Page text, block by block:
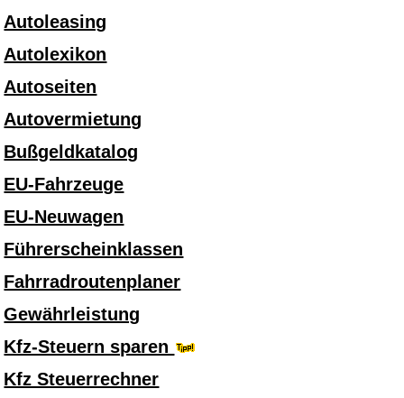
Autoleasing
Autolexikon
Autoseiten
Autovermietung
Bußgeldkatalog
EU-Fahrzeuge
EU-Neuwagen
Führerscheinklassen
Fahrradroutenplaner
Gewährleistung
Kfz-Steuern sparen
Kfz Steuerrechner